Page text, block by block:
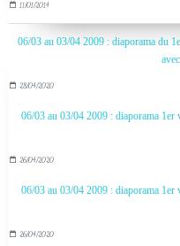
11/01/2014
06/03 au 03/04 2009 : diaporama du
28/04/2020
06/03 au 03/04 2009 : diaporama
26/04/2020
06/03 au 03/04 2009 : diaporama
26/04/2020